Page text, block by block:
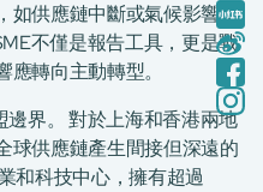
如供應鏈中斷或氣候影響，
不僅是報告工具，更是戰
轉向主動轉型。
界。 對於上海和香港兩地
球供應鏈產生間接但深遠的
和科技中心，擁有超過